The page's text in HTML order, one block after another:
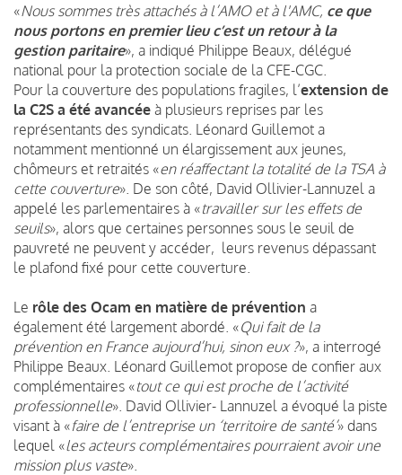
«Nous sommes très attachés à l’AMO et à l'AMC, ce que
nous portons en premier lieu c’est un retour à la
gestion paritaire», a indiqué Philippe Beaux, délégué
national pour la protection sociale de la CFE-CGC.
Pour la couverture des populations fragiles, l’extension de
la C2S a été avancée à plusieurs reprises par les
représentants des syndicats. Léonard Guillemot a
notamment mentionné un élargissement aux jeunes,
chômeurs et retraités «en réaffectant la totalité de la TSA à
cette couverture». De son côté, David Ollivier-Lannuzel a
appelé les parlementaires à «travailler sur les effets de
seuils», alors que certaines personnes sous le seuil de
pauvreté ne peuvent y accéder, leurs revenus dépassant
le plafond fixé pour cette couverture.
Le rôle des Ocam en matière de prévention a
également été largement abordé. «Qui fait de la
prévention en France aujourd’hui, sinon eux ?», a interrogé
Philippe Beaux. Léonard Guillemot propose de confier aux
complémentaires «tout ce qui est proche de l’activité
professionnelle». David Ollivier- Lannuzel a évoqué la piste
visant à «faire de l’entreprise un ‘territoire de santé’» dans
lequel «les acteurs complémentaires pourraient avoir une
mission plus vaste».